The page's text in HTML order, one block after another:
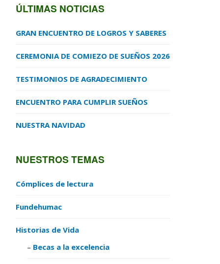
ÚLTIMAS NOTICIAS
GRAN ENCUENTRO DE LOGROS Y SABERES
CEREMONIA DE COMIEZO DE SUEÑOS 2026
TESTIMONIOS DE AGRADECIMIENTO
ENCUENTRO PARA CUMPLIR SUEÑOS
NUESTRA NAVIDAD
NUESTROS TEMAS
Cómplices de lectura
Fundehumac
Historias de Vida
Becas a la excelencia